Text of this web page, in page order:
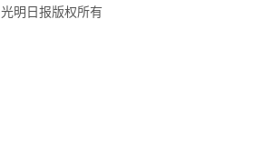
光明日报版权所有